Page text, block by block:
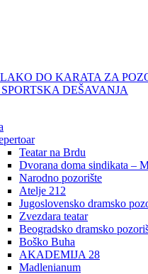
Teatar na Brdu
Dvorana doma sindikata –
Narodno pozorište
Atelje 212
Jugoslovensko dramsko
Zvezdara teatar
Beogradsko dramsko
Boško Buha
AKADEMIJA 28
Madlenianum